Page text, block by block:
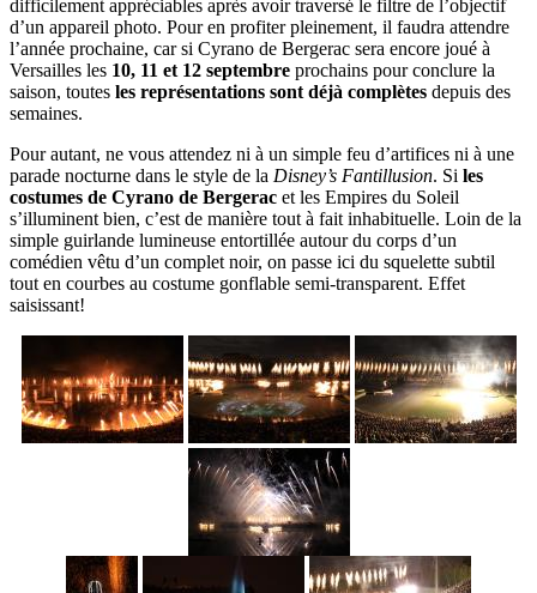
difficilement appréciables après avoir traversé le filtre de l’objectif
d’un appareil photo. Pour en profiter pleinement, il faudra attendre
l’année prochaine, car si Cyrano de Bergerac sera encore joué à
Versailles les 10, 11 et 12 septembre prochains pour conclure la
saison, toutes les représentations sont déjà complètes depuis des
semaines.
Pour autant, ne vous attendez ni à un simple feu d’artifices ni à une
parade nocturne dans le style de la Disney’s Fantillusion. Si les
costumes de Cyrano de Bergerac et les Empires du Soleil
s’illuminent bien, c’est de manière tout à fait inhabituelle. Loin de la
simple guirlande lumineuse entortillée autour du corps d’un
comédien vêtu d’un complet noir, on passe ici du squelette subtil
tout en courbes au costume gonflable semi-transparent. Effet
saisissant!